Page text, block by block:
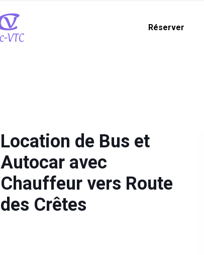
Réserver
Location de Bus et
Autocar avec
Chauffeur vers Route
des Crêtes